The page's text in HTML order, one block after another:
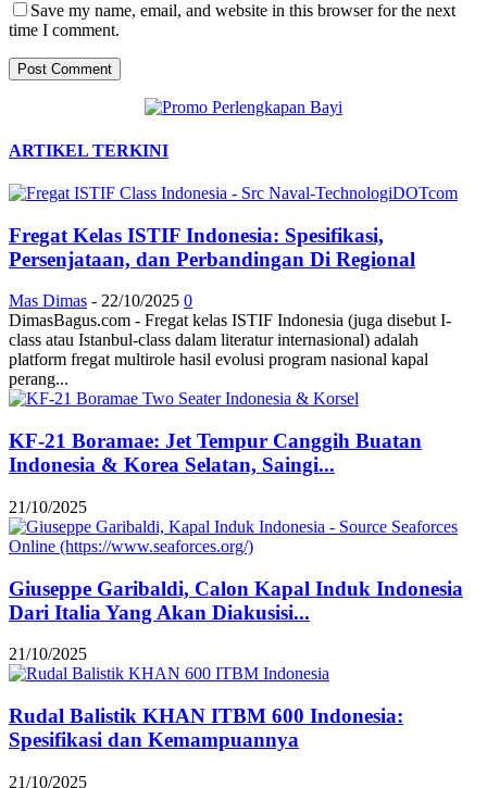
Save my name, email, and website in this browser for the next
time I comment.
ARTIKEL TERKINI
Fregat Kelas ISTIF Indonesia: Spesifikasi,
Persenjataan, dan Perbandingan Di Regional
Mas Dimas - 22/10/2025 0
DimasBagus.com - Fregat kelas ISTIF Indonesia (juga disebut I-
class atau Istanbul-class dalam literatur internasional) adalah
platform fregat multirole hasil evolusi program nasional kapal
perang...
KF-21 Boramae: Jet Tempur Canggih Buatan
Indonesia & Korea Selatan, Saingi...
21/10/2025
Giuseppe Garibaldi, Calon Kapal Induk Indonesia
Dari Italia Yang Akan Diakusisi...
21/10/2025
Rudal Balistik KHAN ITBM 600 Indonesia:
Spesifikasi dan Kemampuannya
21/10/2025